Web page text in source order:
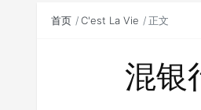
首页 C'est La Vie 正文
混银